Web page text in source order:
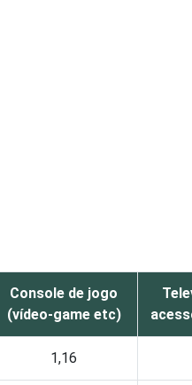
Console de jogo
(vídeo-game etc)
1,16